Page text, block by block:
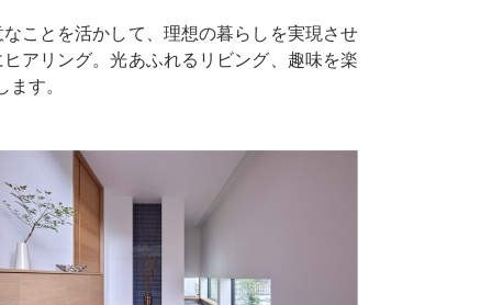
ことを活かして、理想の暮らしを実現させ
アリング。光あふれるリビング、趣味を楽
す。